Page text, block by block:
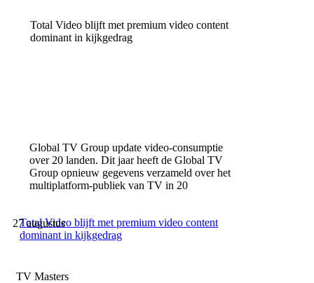
Total Video blijft met premium video content
dominant in kijkgedrag
Global TV Group update video-consumptie
over 20 landen. Dit jaar heeft de Global TV
Group opnieuw gegevens verzameld over het
multiplatform-publiek van TV in 20
Total Video blijft met premium video content
dominant in kijkgedrag
27 augustus
TV Masters